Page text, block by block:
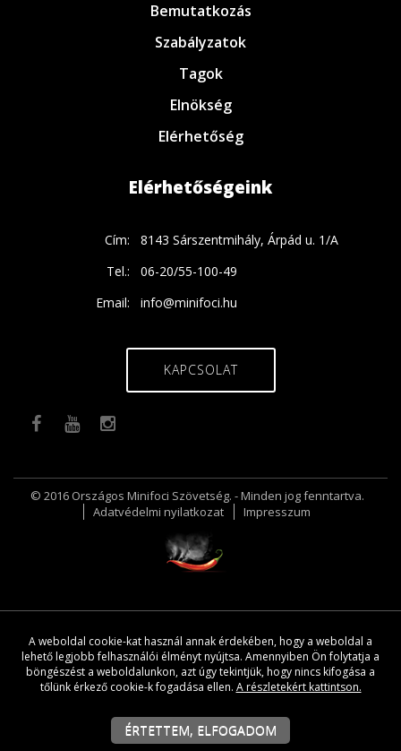
Bemutatkozás
Szabályzatok
Tagok
Elnökség
Elérhetőség
Elérhetőségeink
Cím:
8143 Sárszentmihály, Árpád u. 1/A
Tel.:
06-20/55-100-49
Email:
info@minifoci.hu
KAPCSOLAT
© 2016 Országos Minifoci Szövetség. - Minden jog fenntartva.
Adatvédelmi nyilatkozat
Impresszum
A weboldal cookie-kat használ annak érdekében, hogy a weboldal a
lehető legjobb felhasználói élményt nyújtsa. Amennyiben Ön folytatja a
böngészést a weboldalunkon, azt úgy tekintjük, hogy nincs kifogása a
tőlünk érkező cookie-k fogadása ellen. A részletekért kattintson.
ÉRTETTEM, ELFOGADOM